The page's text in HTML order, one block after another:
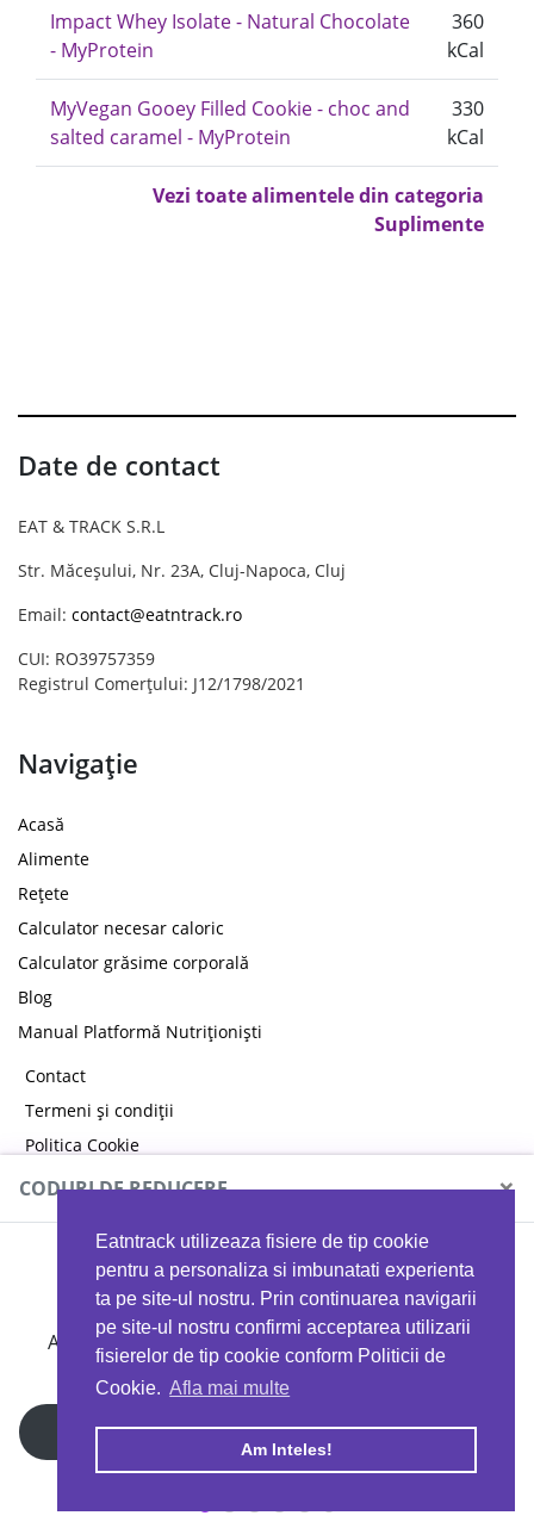
Eatntrack utilizeaza fisiere de tip cookie
pentru a personaliza si imbunatati experienta
ta pe site-ul nostru. Prin continuarea navigarii
pe site-ul nostru confirmi acceptarea utilizarii
fisierelor de tip cookie conform Politicii de
Cookie. Afla mai multe
Am Inteles!
Impact Whey Isolate - Natural Chocolate
- MyProtein
360
kCal
MyVegan Gooey Filled Cookie - choc and
salted caramel - MyProtein
330
kCal
Vezi toate alimentele din categoria
Suplimente
Date de contact
EAT & TRACK S.R.L
Str. Măceșului, Nr. 23A, Cluj-Napoca, Cluj
Email: contact@eatntrack.ro
CUI: RO39757359
Registrul Comerțului: J12/1798/2021
Navigație
Acasă
Alimente
Rețete
Calculator necesar caloric
Calculator grăsime corporală
Blog
Manual Platformă Nutriționiști
Contact
Termeni și condiții
Politica Cookie
Politica de confidențialitate
Copyright © 2026 EAT & TRACK S.R.L
CODURI DE REDUCERE ×
MYPROTEIN
Ai 40%reducere la orice comandă folosind codul
EATTRACK
Profită acum